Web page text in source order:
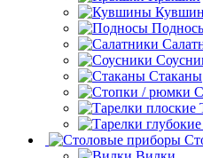
Стаканы